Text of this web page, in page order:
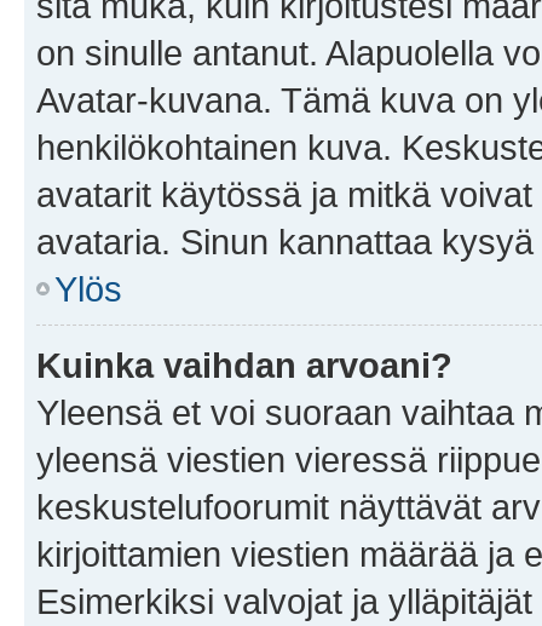
on sinulle antanut. Alapuolella
Avatar-kuvana. Tämä kuva on
henkilökohtainen kuva.
avatarit käytössä ja mitkä
avataria. Sinun kannattaa
Ylös
Kuinka vaihdan arvoani?
Yleensä et voi suoraan vaihtaa
yleensä viestien vieressä
keskustelufoorumit näyttävät
kirjoittamien viestien määrää ja
Esimerkiksi valvojat ja